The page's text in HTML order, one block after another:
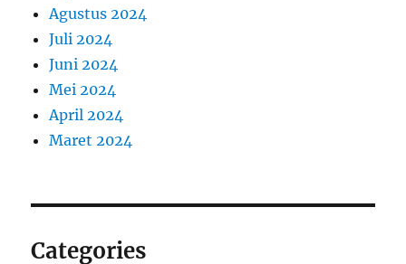
Agustus 2024
Juli 2024
Juni 2024
Mei 2024
April 2024
Maret 2024
Categories